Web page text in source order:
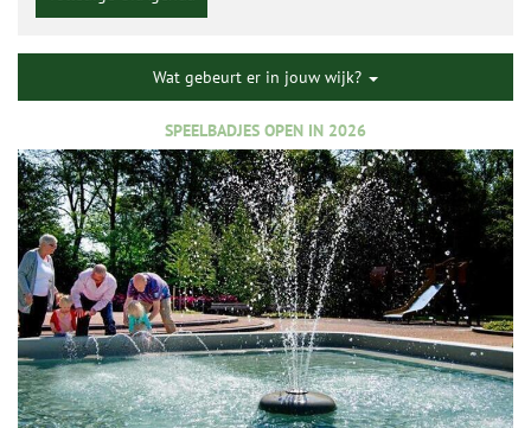
Wat gebeurt er in jouw wijk?
SPEELBADJES OPEN IN 2026